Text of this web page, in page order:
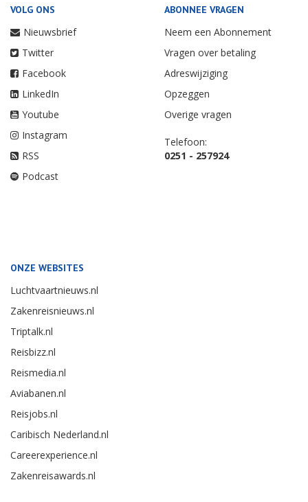
VOLG ONS
Nieuwsbrief
Twitter
Facebook
LinkedIn
Youtube
Instagram
RSS
Podcast
ABONNEE VRAGEN
Neem een Abonnement
Vragen over betaling
Adreswijziging
Opzeggen
Overige vragen
Telefoon:
0251 - 257924
ONZE WEBSITES
Luchtvaartnieuws.nl
Zakenreisnieuws.nl
Triptalk.nl
Reisbizz.nl
Reismedia.nl
Aviabanen.nl
Reisjobs.nl
Caribisch Nederland.nl
Careerexperience.nl
Zakenreisawards.nl